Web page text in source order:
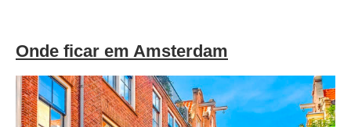
Onde ficar em Amsterdam